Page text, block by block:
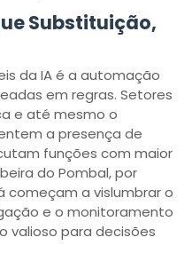
Substituição,
da IA é a automação
em regras. Setores
e até mesmo o
a presença de
funções com maior
do Pombal, por
começam a vislumbrar o
e o monitoramento
valioso para decisões